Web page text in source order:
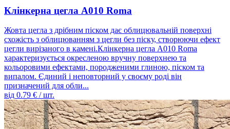
Клінкерна цегла A010 Roma
Жовта цегла з дрібним піском дає облицювальній поверхні
схожість з облицюванням з цегли без піску, створюючи ефект
цегли вирізаного в камені.Клінкерна цегла A010 Roma
характеризується окресленою вручну поверхнею та
кольоровими ефектами, породженими глиною, піском та
випалом. Єдиний і неповторний у своєму роді він
призначений для обли...
від 0.79 € / шт.